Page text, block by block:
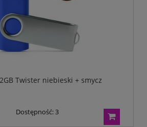
Twister niebieski + smycz
Dostępność:3